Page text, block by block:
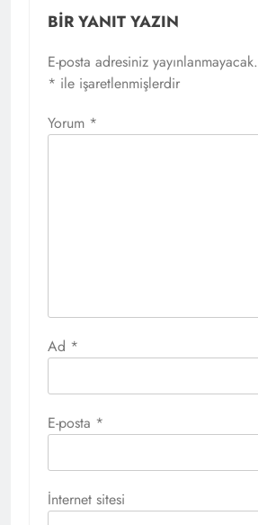
BIR YANIT YAZIN
E-posta adresiniz yayınlanmayacak.
* ile işaretlenmişlerdir
Yorum *
Ad *
E-posta *
İnternet sitesi